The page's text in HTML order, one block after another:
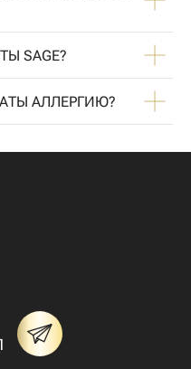
SAGE?
АЛЛЕРГИЮ?